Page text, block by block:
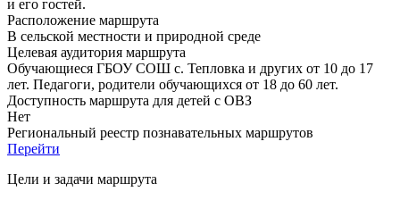
и его гостей.
Расположение маршрута
В сельской местности и природной среде
Целевая аудитория маршрута
Обучающиеся ГБОУ СОШ с. Тепловка и других от 10 до 17
лет. Педагоги, родители обучающихся от 18 до 60 лет.
Доступность маршрута для детей с ОВЗ
Нет
Региональный реестр познавательных маршрутов
Перейти
Цели и задачи маршрута